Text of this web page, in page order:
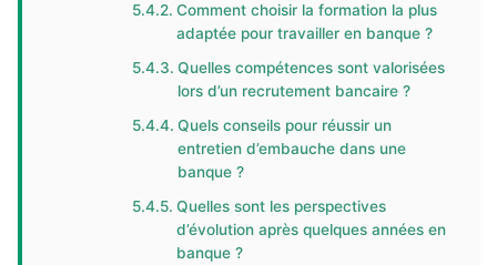
Comment choisir la formation la plus
adaptée pour travailler en banque ?
Quelles compétences sont valorisées
lors d’un recrutement bancaire ?
Quels conseils pour réussir un
entretien d’embauche dans une
banque ?
Quelles sont les perspectives
d’évolution après quelques années en
banque ?